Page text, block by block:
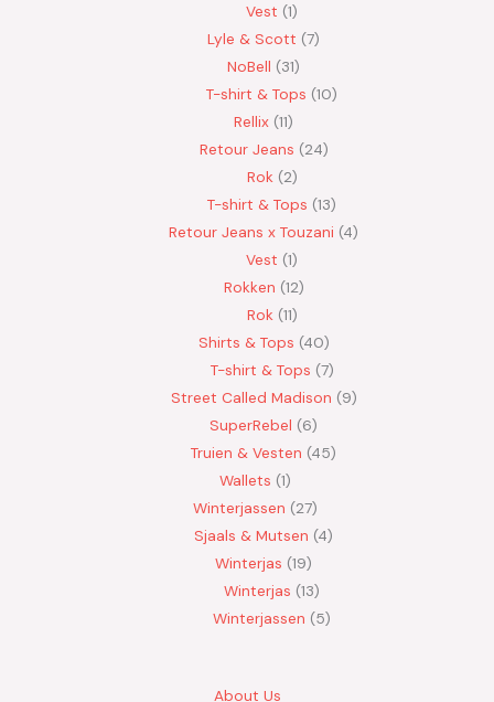
Vest 1
Lyle & Scott 7
NoBell
31
T-shirt & Tops 10
Rellix 11
Retour Jeans 24
Rok 2
T-shirt & Tops 13
Retour Jeans x Touzani 4
Vest 1
Rokken 12
Rok 11
Shirts & Tops 40
T-shirt & Tops 7
Street Called Madison 9
SuperRebel
6
Truien & Vesten 45
Wallets 1
Winterjassen
27
Sjaals & Mutsen 4
Winterjas 19
Winterjas 13
Winterjassen
5
About Us